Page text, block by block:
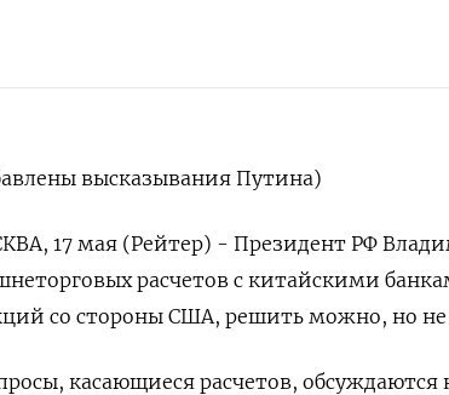
высказывания Путина)
17 мая (Рейтер) - Президент РФ
расчетов с китайскими
со стороны США, решить можно, но не
касающиеся расчетов, обсуждаются